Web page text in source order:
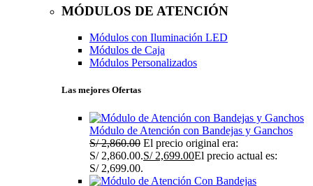
MÓDULOS DE ATENCIÓN
Módulos con Iluminación LED
Módulos de Caja
Módulos Personalizados
Las mejores Ofertas
Módulo de Atención con Bandejas y Ganchos
S/2,860.00 El precio original era:
S/ 2,860.00.S/2,699.00El precio actual es:
S/ 2,699.00.